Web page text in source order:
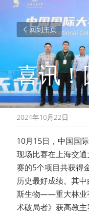
回到主页
喜讯！
2024年10月22日
10月15日，中国国
现场比赛在上海交
赛的5个项目共获得
历史最好成绩。其
斯生物——重大林业
术破局者》获高教